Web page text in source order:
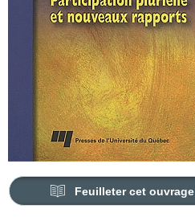
Feuilleter cet ouvrage